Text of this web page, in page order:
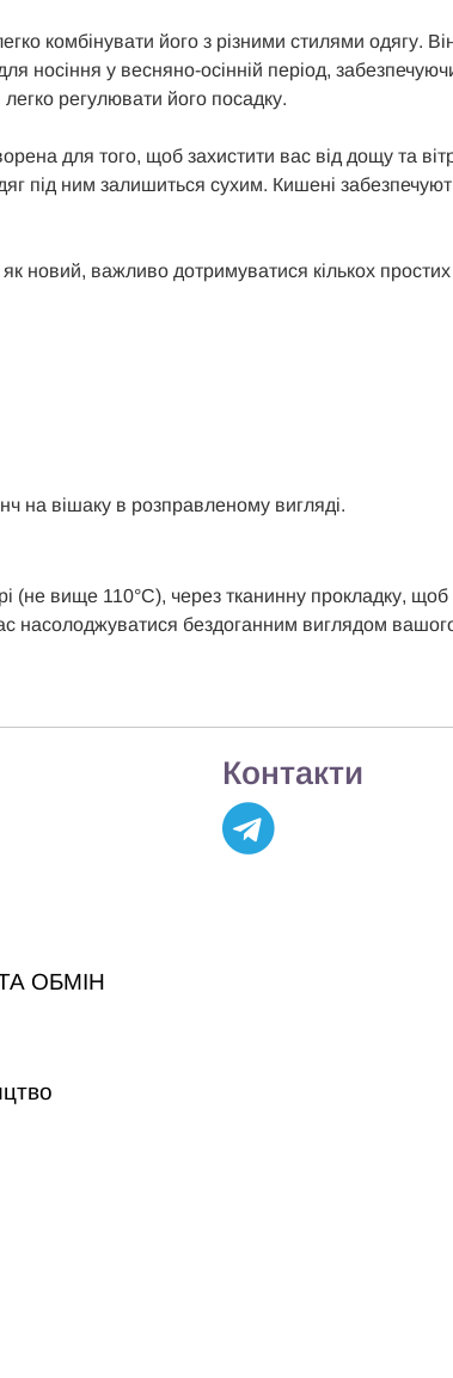
комбінувати його з різними стилями одягу.
носіння у весняно-осінній період,
регулювати його посадку.
для того, щоб захистити вас від дощу та
під ним залишиться сухим. Кишені
новий, важливо дотримуватися кількох
на вішаку в розправленому вигляді.
(не вище 110°C), через тканинну прокладку,
бездоганним виглядом вашого
ОБМІН
Контакти